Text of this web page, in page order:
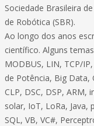
Sociedade Brasileira
de Robótica (SBR).
Ao longo dos anos
científico. Alguns
MODBUS, LIN, TCP/
de Potência, Big Data,
CLP, DSC, DSP,
solar, IoT, LoRa, Java,
SQL, VB, VC#,